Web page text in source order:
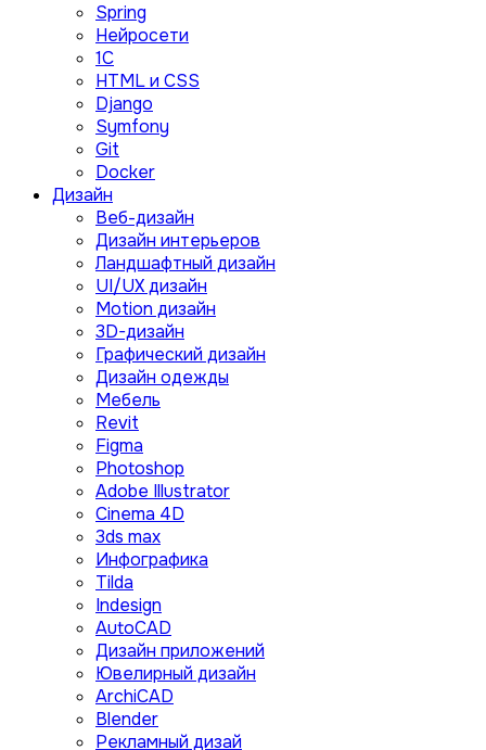
Spring
Нейросети
1C
HTML и CSS
Django
Symfony
Git
Docker
Дизайн
Веб-дизайн
Дизайн интерьеров
Ландшафтный дизайн
UI/UX дизайн
Motion дизайн
3D-дизайн
Графический дизайн
Дизайн одежды
Мебель
Revit
Figma
Photoshop
Adobe Illustrator
Сinema 4D
3ds max
Инфографика
Tilda
Indesign
AutoCAD
Дизайн приложений
Ювелирный дизайн
ArchiCAD
Blender
Рекламный дизай